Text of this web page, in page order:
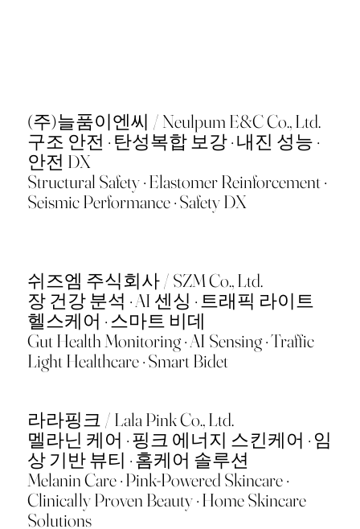
(주)늘품이엔씨 / Neulpum E&C Co., Ltd.
구조 안전 · 탄성복합 보강 · 내진 성능 ·
안전 DX
Structural Safety · Elastomer Reinforcement ·
Seismic Performance · Safety DX
쉬즈엠 주식회사 / SZM Co., Ltd.
장 건강 분석 · AI 센싱 · 트래픽 라이트
헬스케어 · 스마트 비데
Gut Health Monitoring · AI Sensing · Traffic
Light Healthcare · Smart Bidet
라라핑크 / Lala Pink Co., Ltd.
멜라닌 케어 · 핑크 에너지 스킨케어 · 임
상 기반 뷰티 · 홈케어 솔루션
Melanin Care · Pink-Powered Skincare ·
Clinically Proven Beauty · Home Skincare
Solutions